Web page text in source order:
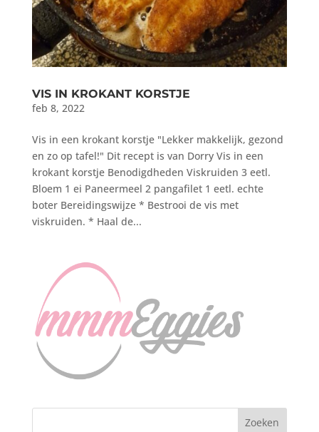
VIS IN KROKANT KORSTJE
feb 8, 2022
Vis in een krokant korstje "Lekker makkelijk, gezond
en zo op tafel!" Dit recept is van Dorry Vis in een
krokant korstje Benodigdheden Viskruiden 3 eetl.
Bloem 1 ei Paneermeel 2 pangafilet 1 eetl. echte
boter Bereidingswijze * Bestrooi de vis met
viskruiden. * Haal de...